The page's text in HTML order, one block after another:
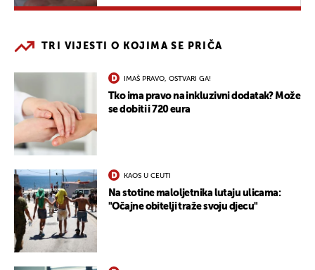
TRI VIJESTI O KOJIMA SE PRIČA
IMAŠ PRAVO, OSTVARI GA!
Tko ima pravo na inkluzivni dodatak? Može
se dobiti i 720 eura
KAOS U CEUTI
Na stotine maloljetnika lutaju ulicama:
"Očajne obitelji traže svoju djecu"